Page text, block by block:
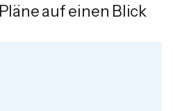
auf einen Blick